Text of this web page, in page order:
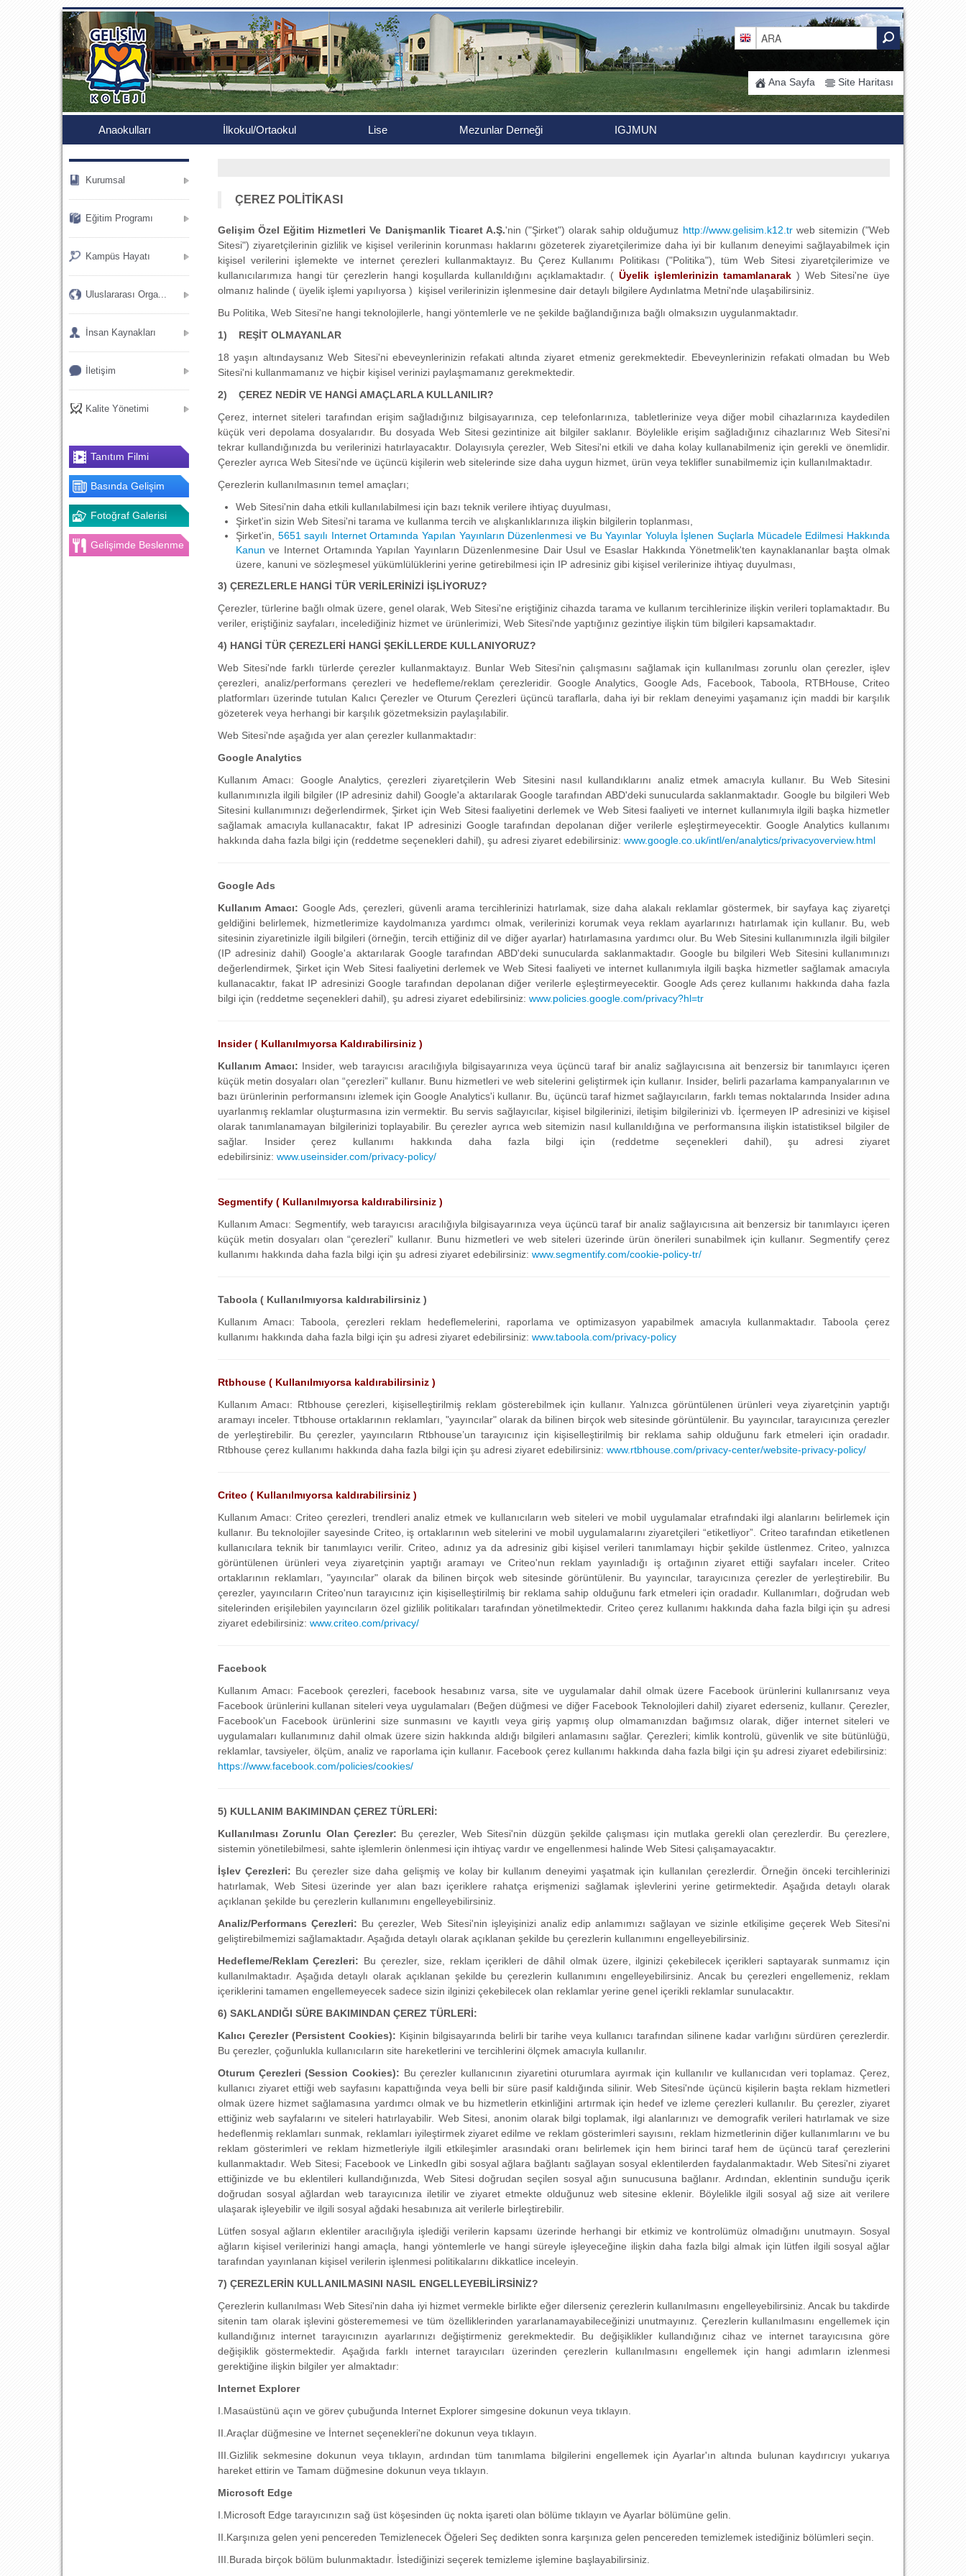
.
Ana Sayfa Site Haritası
Anaokulları İlkokul/Ortaokul Lise Mezunlar Derneği IGJMUN
Kurumsal
Eğitim Programı
Kampüs Hayatı
Uluslararası Orga...
İnsan Kaynakları
İletişim
Kalite Yönetimi
Tanıtım Filmi
Basında Gelişim
Fotoğraf Galerisi
Gelişimde Beslenme
ÇEREZ POLİTİKASI
Gelişim Özel Eğitim Hizmetleri Ve Danişmanlik Ticaret A.Ş.'nin ("Şirket") olarak sahip olduğumuz http://www.gelisim.k12.trweb sitemizin ("Web
Sitesi") ziyaretçilerinin gizlilik ve kişisel verilerinin korunması haklarını gözeterek ziyaretçilerimize daha iyi bir kullanım deneyimi sağlayabilmek için
kişisel verilerini işlemekte ve internet çerezleri kullanmaktayız. Bu Çerez Kullanımı Politikası ("Politika"), tüm Web Sitesi ziyaretçilerimize ve
kullanıcılarımıza hangi tür çerezlerin hangi koşullarda kullanıldığını açıklamaktadır. ( Üyelik işlemlerinizin tamamlanarak ) Web Sitesi'ne üye
olmanız halinde ( üyelik işlemi yapılıyorsa ) kişisel verilerinizin işlenmesine dair detaylı bilgilere Aydınlatma Metni'nde ulaşabilirsiniz.
Bu Politika, Web Sitesi'ne hangi teknolojilerle, hangi yöntemlerle ve ne şekilde bağlandığınıza bağlı olmaksızın uygulanmaktadır.
1) REŞİT OLMAYANLAR
18 yaşın altındaysanız Web Sitesi'ni ebeveynlerinizin refakati altında ziyaret etmeniz gerekmektedir. Ebeveynlerinizin refakati olmadan bu Web
Sitesi'ni kullanmamanız ve hiçbir kişisel verinizi paylaşmamanız gerekmektedir.
2) ÇEREZ NEDİR VE HANGİ AMAÇLARLA KULLANILIR?
Çerez, internet siteleri tarafından erişim sağladığınız bilgisayarınıza, cep telefonlarınıza, tabletlerinize veya diğer mobil cihazlarınıza kaydedilen
küçük veri depolama dosyalarıdır. Bu dosyada Web Sitesi gezintinize ait bilgiler saklanır. Böylelikle erişim sağladığınız cihazlarınız Web Sitesi'ni
tekrar kullandığınızda bu verilerinizi hatırlayacaktır. Dolayısıyla çerezler, Web Sitesi'ni etkili ve daha kolay kullanabilmeniz için gerekli ve önemlidir.
Çerezler ayrıca Web Sitesi'nde ve üçüncü kişilerin web sitelerinde size daha uygun hizmet, ürün veya teklifler sunabilmemiz için kullanılmaktadır.
Çerezlerin kullanılmasının temel amaçları;
Web Sitesi'nin daha etkili kullanılabilmesi için bazı teknik verilere ihtiyaç duyulması,
Şirket'in sizin Web Sitesi'ni tarama ve kullanma tercih ve alışkanlıklarınıza ilişkin bilgilerin toplanması,
Şirket'in, 5651 sayılı Internet Ortamında Yapılan Yayınların Düzenlenmesi ve Bu Yayınlar Yoluyla İşlenen Suçlarla Mücadele Edilmesi Hakkında
Kanun ve Internet Ortamında Yapılan Yayınların Düzenlenmesine Dair Usul ve Esaslar Hakkında Yönetmelik'ten kaynaklananlar başta olmak
üzere, kanuni ve sözleşmesel yükümlülüklerini yerine getirebilmesi için IP adresiniz gibi kişisel verilerinize ihtiyaç duyulması,
3) ÇEREZLERLE HANGİ TÜR VERİLERİNİZİ İŞLİYORUZ?
Çerezler, türlerine bağlı olmak üzere, genel olarak, Web Sitesi'ne eriştiğiniz cihazda tarama ve kullanım tercihlerinize ilişkin verileri toplamaktadır. Bu
veriler, eriştiğiniz sayfaları, incelediğiniz hizmet ve ürünlerimizi, Web Sitesi'nde yaptığınız gezintiye ilişkin tüm bilgileri kapsamaktadır.
4) HANGİ TÜR ÇEREZLERİ HANGİ ŞEKİLLERDE KULLANIYORUZ?
Web Sitesi'nde farklı türlerde çerezler kullanmaktayız. Bunlar Web Sitesi'nin çalışmasını sağlamak için kullanılması zorunlu olan çerezler, işlev
çerezleri, analiz/performans çerezleri ve hedefleme/reklam çerezleridir. Google Analytics, Google Ads, Facebook, Taboola, RTBHouse, Criteo
platformları üzerinde tutulan Kalıcı Çerezler ve Oturum Çerezleri üçüncü taraflarla, daha iyi bir reklam deneyimi yaşamanız için maddi bir karşılık
gözeterek veya herhangi bir karşılık gözetmeksizin paylaşılabilir.
Web Sitesi'nde aşağıda yer alan çerezler kullanmaktadır:
Google Analytics
Kullanım Amacı: Google Analytics, çerezleri ziyaretçilerin Web Sitesini nasıl kullandıklarını analiz etmek amacıyla kullanır. Bu Web Sitesini
kullanımınızla ilgili bilgiler (IP adresiniz dahil) Google'a aktarılarak Google tarafından ABD'deki sunucularda saklanmaktadır. Google bu bilgileri Web
Sitesini kullanımınızı değerlendirmek, Şirket için Web Sitesi faaliyetini derlemek ve Web Sitesi faaliyeti ve internet kullanımıyla ilgili başka hizmetler
sağlamak amacıyla kullanacaktır, fakat IP adresinizi Google tarafından depolanan diğer verilerle eşleştirmeyecektir. Google Analytics kullanımı
hakkında daha fazla bilgi için (reddetme seçenekleri dahil), şu adresi ziyaret edebilirsiniz: www.google.co.uk/intl/en/analytics/privacyoverview.html
Google Ads
Kullanım Amacı: Google Ads, çerezleri, güvenli arama tercihlerinizi hatırlamak, size daha alakalı reklamlar göstermek, bir sayfaya kaç ziyaretçi
geldiğini belirlemek, hizmetlerimize kaydolmanıza yardımcı olmak, verilerinizi korumak veya reklam ayarlarınızı hatırlamak için kullanır. Bu, web
sitesinin ziyaretinizle ilgili bilgileri (örneğin, tercih ettiğiniz dil ve diğer ayarlar) hatırlamasına yardımcı olur. Bu Web Sitesini kullanımınızla ilgili bilgiler
(IP adresiniz dahil) Google'a aktarılarak Google tarafından ABD'deki sunucularda saklanmaktadır. Google bu bilgileri Web Sitesini kullanımınızı
değerlendirmek, Şirket için Web Sitesi faaliyetini derlemek ve Web Sitesi faaliyeti ve internet kullanımıyla ilgili başka hizmetler sağlamak amacıyla
kullanacaktır, fakat IP adresinizi Google tarafından depolanan diğer verilerle eşleştirmeyecektir. Google Ads çerez kullanımı hakkında daha fazla
bilgi için (reddetme seçenekleri dahil), şu adresi ziyaret edebilirsiniz: www.policies.google.com/privacy?hl=tr
Insider ( Kullanılmıyorsa Kaldırabilirsiniz )
Kullanım Amacı: Insider, web tarayıcısı aracılığıyla bilgisayarınıza veya üçüncü taraf bir analiz sağlayıcısına ait benzersiz bir tanımlayıcı içeren
küçük metin dosyaları olan “çerezleri” kullanır. Bunu hizmetleri ve web sitelerini geliştirmek için kullanır. Insider, belirli pazarlama kampanyalarının ve
bazı ürünlerinin performansını izlemek için Google Analytics'i kullanır. Bu, üçüncü taraf hizmet sağlayıcıların, farklı temas noktalarında Insider adına
uyarlanmış reklamlar oluşturmasına izin vermektir. Bu servis sağlayıcılar, kişisel bilgilerinizi, iletişim bilgilerinizi vb. İçermeyen IP adresinizi ve kişisel
olarak tanımlanamayan bilgilerinizi toplayabilir. Bu çerezler ayrıca web sitemizin nasıl kullanıldığına ve performansına ilişkin istatistiksel bilgiler de
sağlar. Insider çerez kullanımı hakkında daha fazla bilgi için (reddetme seçenekleri dahil), şu adresi ziyaret
edebilirsiniz: www.useinsider.com/privacy-policy/
Segmentify ( Kullanılmıyorsa kaldırabilirsiniz )
Kullanım Amacı: Segmentify, web tarayıcısı aracılığıyla bilgisayarınıza veya üçüncü taraf bir analiz sağlayıcısına ait benzersiz bir tanımlayıcı içeren
küçük metin dosyaları olan “çerezleri” kullanır. Bunu hizmetleri ve web siteleri üzerinde ürün önerileri sunabilmek için kullanır. Segmentify çerez
kullanımı hakkında daha fazla bilgi için şu adresi ziyaret edebilirsiniz: www.segmentify.com/cookie-policy-tr/
Taboola ( Kullanılmıyorsa kaldırabilirsiniz )
Kullanım Amacı: Taboola, çerezleri reklam hedeflemelerini, raporlama ve optimizasyon yapabilmek amacıyla kullanmaktadır. Taboola çerez
kullanımı hakkında daha fazla bilgi için şu adresi ziyaret edebilirsiniz: www.taboola.com/privacy-policy
Rtbhouse ( Kullanılmıyorsa kaldırabilirsiniz )
Kullanım Amacı: Rtbhouse çerezleri, kişiselleştirilmiş reklam gösterebilmek için kullanır. Yalnızca görüntülenen ürünleri veya ziyaretçinin yaptığı
aramayı inceler. Ttbhouse ortaklarının reklamları, "yayıncılar" olarak da bilinen birçok web sitesinde görüntülenir. Bu yayıncılar, tarayıcınıza çerezler
de yerleştirebilir. Bu çerezler, yayıncıların Rtbhouse’un tarayıcınız için kişiselleştirilmiş bir reklama sahip olduğunu fark etmeleri için oradadır.
Rtbhouse çerez kullanımı hakkında daha fazla bilgi için şu adresi ziyaret edebilirsiniz: www.rtbhouse.com/privacy-center/website-privacy-policy/
Criteo ( Kullanılmıyorsa kaldırabilirsiniz )
Kullanım Amacı: Criteo çerezleri, trendleri analiz etmek ve kullanıcıların web siteleri ve mobil uygulamalar etrafındaki ilgi alanlarını belirlemek için
kullanır. Bu teknolojiler sayesinde Criteo, iş ortaklarının web sitelerini ve mobil uygulamalarını ziyaretçileri “etiketliyor”. Criteo tarafından etiketlenen
kullanıcılara teknik bir tanımlayıcı verilir. Criteo, adınız ya da adresiniz gibi kişisel verileri tanımlamayı hiçbir şekilde üstlenmez. Criteo, yalnızca
görüntülenen ürünleri veya ziyaretçinin yaptığı aramayı ve Criteo'nun reklam yayınladığı iş ortağının ziyaret ettiği sayfaları inceler. Criteo
ortaklarının reklamları, "yayıncılar" olarak da bilinen birçok web sitesinde görüntülenir. Bu yayıncılar, tarayıcınıza çerezler de yerleştirebilir. Bu
çerezler, yayıncıların Criteo'nun tarayıcınız için kişiselleştirilmiş bir reklama sahip olduğunu fark etmeleri için oradadır. Kullanımları, doğrudan web
sitelerinden erişilebilen yayıncıların özel gizlilik politikaları tarafından yönetilmektedir. Criteo çerez kullanımı hakkında daha fazla bilgi için şu adresi
ziyaret edebilirsiniz: www.criteo.com/privacy/
Facebook
Kullanım Amacı: Facebook çerezleri, facebook hesabınız varsa, site ve uygulamalar dahil olmak üzere Facebook ürünlerini kullanırsanız veya
Facebook ürünlerini kullanan siteleri veya uygulamaları (Beğen düğmesi ve diğer Facebook Teknolojileri dahil) ziyaret ederseniz, kullanır. Çerezler,
Facebook'un Facebook ürünlerini size sunmasını ve kayıtlı veya giriş yapmış olup olmamanızdan bağımsız olarak, diğer internet siteleri ve
uygulamaları kullanımınız dahil olmak üzere sizin hakkında aldığı bilgileri anlamasını sağlar. Çerezleri; kimlik kontrolü, güvenlik ve site bütünlüğü,
reklamlar, tavsiyeler, ölçüm, analiz ve raporlama için kullanır. Facebook çerez kullanımı hakkında daha fazla bilgi için şu adresi ziyaret edebilirsiniz:
https://www.facebook.com/policies/cookies/
5) KULLANIM BAKIMINDAN ÇEREZ TÜRLERİ:
Kullanılması Zorunlu Olan Çerezler: Bu çerezler, Web Sitesi'nin düzgün şekilde çalışması için mutlaka gerekli olan çerezlerdir. Bu çerezlere,
sistemin yönetilebilmesi, sahte işlemlerin önlenmesi için ihtiyaç vardır ve engellenmesi halinde Web Sitesi çalışamayacaktır.
İşlev Çerezleri: Bu çerezler size daha gelişmiş ve kolay bir kullanım deneyimi yaşatmak için kullanılan çerezlerdir. Örneğin önceki tercihlerinizi
hatırlamak, Web Sitesi üzerinde yer alan bazı içeriklere rahatça erişmenizi sağlamak işlevlerini yerine getirmektedir. Aşağıda detaylı olarak
açıklanan şekilde bu çerezlerin kullanımını engelleyebilirsiniz.
Analiz/Performans Çerezleri: Bu çerezler, Web Sitesi'nin işleyişinizi analiz edip anlamımızı sağlayan ve sizinle etkilişime geçerek Web Sitesi'ni
geliştirebilmemizi sağlamaktadır. Aşağıda detaylı olarak açıklanan şekilde bu çerezlerin kullanımını engelleyebilirsiniz.
Hedefleme/Reklam Çerezleri: Bu çerezler, size, reklam içerikleri de dâhil olmak üzere, ilginizi çekebilecek içerikleri saptayarak sunmamız için
kullanılmaktadır. Aşağıda detaylı olarak açıklanan şekilde bu çerezlerin kullanımını engelleyebilirsiniz. Ancak bu çerezleri engellemeniz, reklam
içeriklerini tamamen engellemeyecek sadece sizin ilginizi çekebilecek olan reklamlar yerine genel içerikli reklamlar sunulacaktır.
6) SAKLANDIĞI SÜRE BAKIMINDAN ÇEREZ TÜRLERİ:
Kalıcı Çerezler (Persistent Cookies): Kişinin bilgisayarında belirli bir tarihe veya kullanıcı tarafından silinene kadar varlığını sürdüren çerezlerdir.
Bu çerezler, çoğunlukla kullanıcıların site hareketlerini ve tercihlerini ölçmek amacıyla kullanılır.
Oturum Çerezleri (Session Cookies): Bu çerezler kullanıcının ziyaretini oturumlara ayırmak için kullanılır ve kullanıcıdan veri toplamaz. Çerez,
kullanıcı ziyaret ettiği web sayfasını kapattığında veya belli bir süre pasif kaldığında silinir. Web Sitesi'nde üçüncü kişilerin başta reklam hizmetleri
olmak üzere hizmet sağlamasına yardımcı olmak ve bu hizmetlerin etkinliğini artırmak için hedef ve izleme çerezleri kullanılır. Bu çerezler, ziyaret
ettiğiniz web sayfalarını ve siteleri hatırlayabilir. Web Sitesi, anonim olarak bilgi toplamak, ilgi alanlarınızı ve demografik verileri hatırlamak ve size
hedeflenmiş reklamları sunmak, reklamları iyileştirmek ziyaret edilme ve reklam gösterimleri sayısını, reklam hizmetlerinin diğer kullanımlarını ve bu
reklam gösterimleri ve reklam hizmetleriyle ilgili etkileşimler arasındaki oranı belirlemek için hem birinci taraf hem de üçüncü taraf çerezlerini
kullanmaktadır. Web Sitesi; Facebook ve LinkedIn gibi sosyal ağlara bağlantı sağlayan sosyal eklentilerden faydalanmaktadır. Web Sitesi'ni ziyaret
ettiğinizde ve bu eklentileri kullandığınızda, Web Sitesi doğrudan seçilen sosyal ağın sunucusuna bağlanır. Ardından, eklentinin sunduğu içerik
doğrudan sosyal ağlardan web tarayıcınıza iletilir ve ziyaret etmekte olduğunuz web sitesine eklenir. Böylelikle ilgili sosyal ağ size ait verilere
ulaşarak işleyebilir ve ilgili sosyal ağdaki hesabınıza ait verilerle birleştirebilir.
Lütfen sosyal ağların eklentiler aracılığıyla işlediği verilerin kapsamı üzerinde herhangi bir etkimiz ve kontrolümüz olmadığını unutmayın. Sosyal
ağların kişisel verilerinizi hangi amaçla, hangi yöntemlerle ve hangi süreyle işleyeceğine ilişkin daha fazla bilgi almak için lütfen ilgili sosyal ağlar
tarafından yayınlanan kişisel verilerin işlenmesi politikalarını dikkatlice inceleyin.
7) ÇEREZLERİN KULLANILMASINI NASIL ENGELLEYEBİLİRSİNİZ?
Çerezlerin kullanılması Web Sitesi'nin daha iyi hizmet vermekle birlikte eğer dilerseniz çerezlerin kullanılmasını engelleyebilirsiniz. Ancak bu takdirde
sitenin tam olarak işlevini gösterememesi ve tüm özelliklerinden yararlanamayabileceğinizi unutmayınız. Çerezlerin kullanılmasını engellemek için
kullandığınız internet tarayıcınızın ayarlarınızı değiştirmeniz gerekmektedir. Bu değişiklikler kullandığınız cihaz ve internet tarayıcısına göre
değişiklik göstermektedir. Aşağıda farklı internet tarayıcıları üzerinden çerezlerin kullanılmasını engellemek için hangi adımların izlenmesi
gerektiğine ilişkin bilgiler yer almaktadır:
Internet Explorer
I. Masaüstünü açın ve görev çubuğunda Internet Explorer simgesine dokunun veya tıklayın.
II. Araçlar düğmesine ve İnternet seçenekleri'ne dokunun veya tıklayın.
III. Gizlilik sekmesine dokunun veya tıklayın, ardından tüm tanımlama bilgilerini engellemek için Ayarlar'ın altında bulunan kaydırıcıyı yukarıya
hareket ettirin ve Tamam düğmesine dokunun veya tıklayın.
Microsoft Edge
I. Microsoft Edge tarayıcınızın sağ üst köşesinden üç nokta işareti olan bölüme tıklayın ve Ayarlar bölümüne gelin.
II. Karşınıza gelen yeni pencereden Temizlenecek Öğeleri Seç dedikten sonra karşınıza gelen pencereden temizlemek istediğiniz bölümleri seçin.
III. Burada birçok bölüm bulunmaktadır. İstediğinizi seçerek temizleme işlemine başlayabilirsiniz.